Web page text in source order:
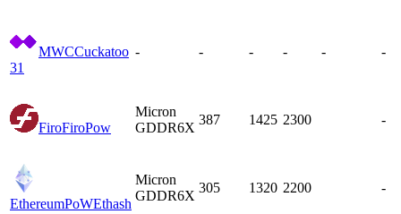
MWCCuckatoo
31
- - - - - -
FiroFiroPow
Micron
GDDR6X
387 1425 2300 -
EthereumPoWEthash
Micron
GDDR6X
305 1320 2200 -